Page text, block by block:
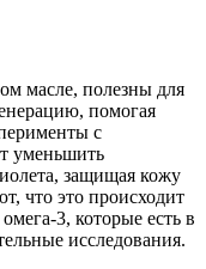
масле, полезны для
помогая
с
уменьшить
защищая кожу
что это происходит
3, которые есть в
исследования.